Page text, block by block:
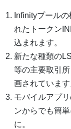
Infinityプール
れたトークン
込まれます。
新たな種類の
等の主要取引
画されています
モバイルアプ
ンからでも簡
に。